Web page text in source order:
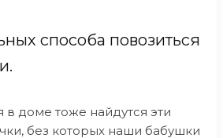
способа повозиться
в доме тоже найдутся эти
без которых наши бабушки